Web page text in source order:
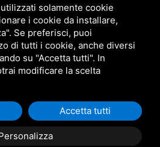
SITO È PROTETTO DA GOOGLE
E TERMS OF SERVICEDI GOOGLE.
solamente cookie
i cookie da installare,
Se preferisci, puoi
di tutti i cookie, anche diversi
su "Accetta tutti". In
modificare la scelta
Accetta tutti